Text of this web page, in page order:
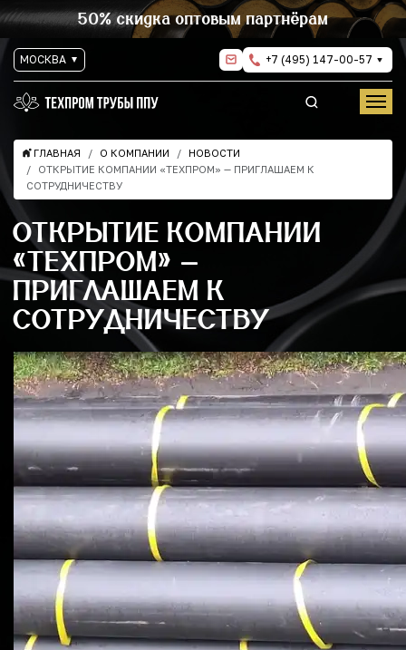
50% скидка оптовым партнёрам
МОСКВА +7 (495) 147-00-57
ГЛАВНАЯ О КОМПАНИИ
НОВОСТИ
ОТКРЫТИЕ КОМПАНИИ «ТЕХПРОМ» — ПРИГЛАШАЕМ К
СОТРУДНИЧЕСТВУ
ОТКРЫТИЕ КОМПАНИИ
«ТЕХПРОМ» —
ПРИГЛАШАЕМ К
СОТРУДНИЧЕСТВУ